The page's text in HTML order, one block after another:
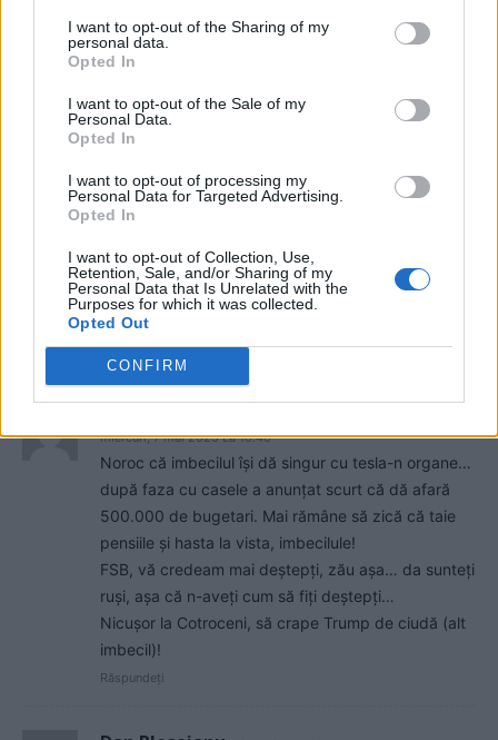
I want to opt-out of the Sharing of my
personal data.
Opted In
I want to opt-out of the Sale of my
Personal Data.
Opted In
I want to opt-out of processing my
Personal Data for Targeted Advertising.
Opted In
I want to opt-out of Collection, Use,
Retention, Sale, and/or Sharing of my
Personal Data that Is Unrelated with the
Purposes for which it was collected.
Opted Out
CONFIRM
Ieri SUIE MIMION a declarat ca acele promisiuni cu
case de 35.000 euro a fost o farsa de marketing
al incultilor. Cine voteaza cu cacareaza asta sa nu
uite ca exista un D-zeu care il vede. Au murit
gunoaielor tarii, aia care traiesc asistati social,
putorilor.
VOTATI JUPUILA PRESEDINTE!
DATI PUTEREA CACAREZELOR SA AJUNGETI FIX
IN … HAZNA!
miercuri, 7 mai 2025 La 16.40
Noroc că imbecilul își dă singur cu tesla-n organe…
după faza cu casele a anunțat scurt că dă afară
500.000 de bugetari. Mai rămâne să zică că taie
pensiile și hasta la vista, imbecilule!
FSB, vă credeam mai deștepți, zău așa… da sunteți
ruși, așa că n-aveți cum să fiți deștepți…
Nicușor la Cotroceni, să crape Trump de ciudă (alt
imbecil)!
Răspundeți